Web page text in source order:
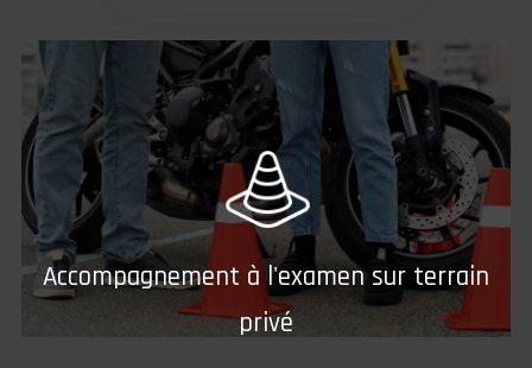
Accompagnement à l'examen sur terrain
privé